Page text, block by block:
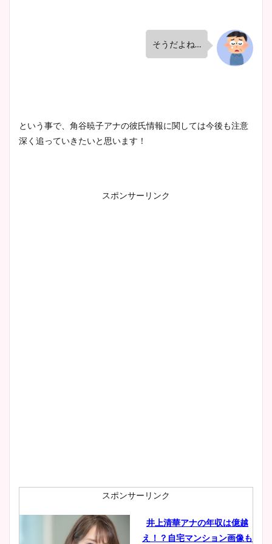
そうだよね…
という事で、角谷暁子アナの彼氏情報に関しては今後も注意
深く追っていきたいと思います！
スポンサーリンク
スポンサーリンク
井上清華アナの年収は億越
え！？自宅マンション画像も